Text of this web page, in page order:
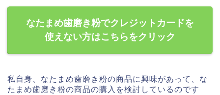
なたまめ歯磨き粉でクレジットカードを
使えない方はこちらをクリック
私自身、なたまめ歯磨き粉の商品に興味があって、な
たまめ歯磨き粉の商品の購入を検討しているのです